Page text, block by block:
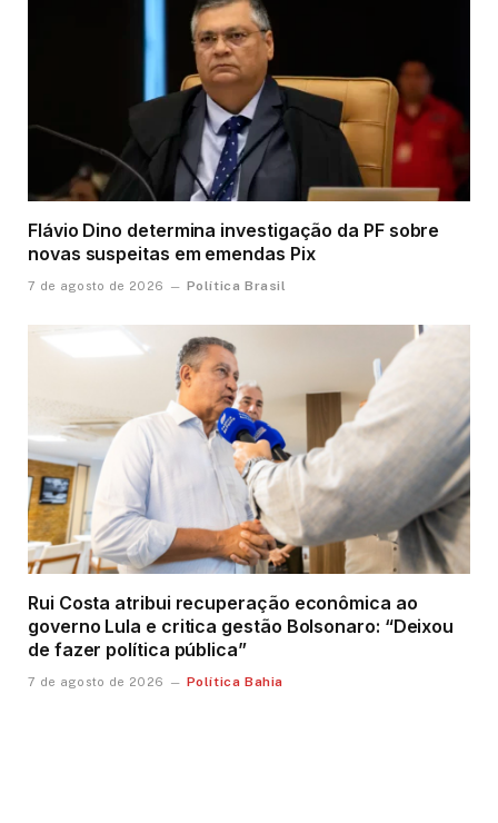
Flávio Dino determina investigação da PF sobre
novas suspeitas em emendas Pix
7 de agosto de 2026 Política Brasil
Rui Costa atribui recuperação econômica ao
governo Lula e critica gestão Bolsonaro: “Deixou
de fazer política pública”
7 de agosto de 2026 Política Bahia